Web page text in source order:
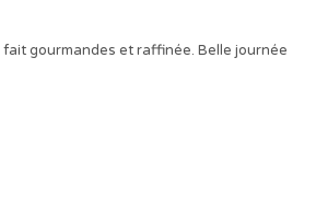
gourmandes et raffinée. Belle journée